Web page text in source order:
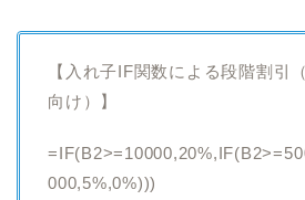
【入れ子IF関数による段階割引
向け）】
000,5%,0%)))